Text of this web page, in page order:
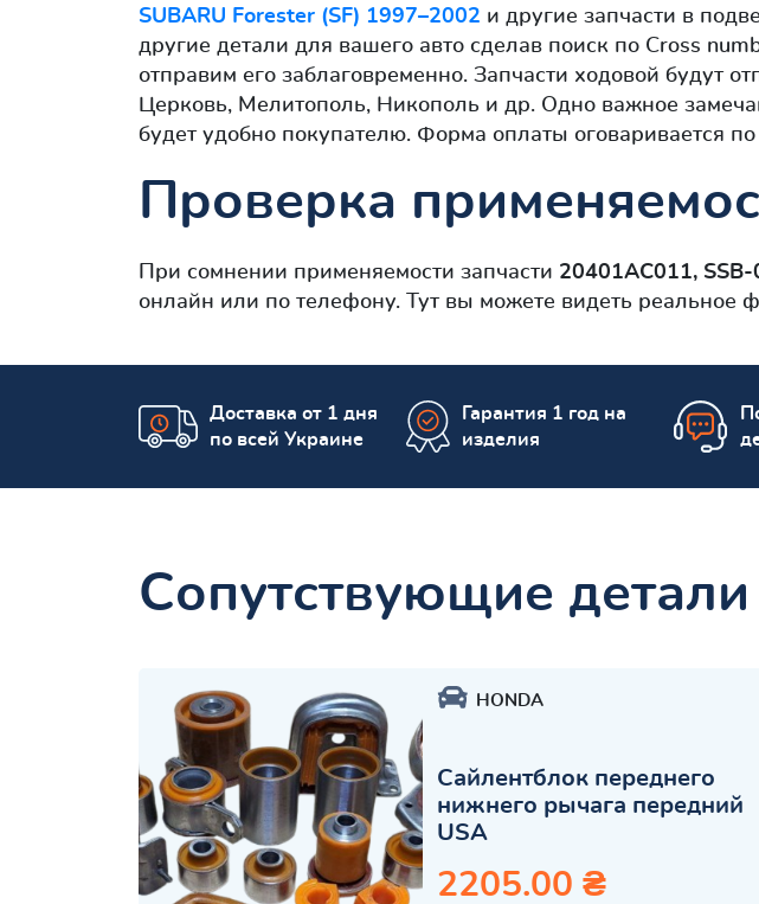
SUBARU Forester (SF) 1997–2002 и другие запчасти в
другие детали для вашего авто сделав поиск по Cross
отправим его заблаговременно. Запчасти ходовой будут
Церковь, Мелитополь, Никополь и др. Одно важное
будет удобно покупателю. Форма оплаты оговаривается
Проверка
При сомнении применяемости запчасти 20401AC011,
онлайн или по телефону. Тут вы можете видеть реальное
Доставка от 1 дня
по всей Украине
Гарантия 1 год на
изделия
Сопутствующие детали
HONDA
Сайлентблок переднего
нижнего рычага передний
USA
2205.00 ₴